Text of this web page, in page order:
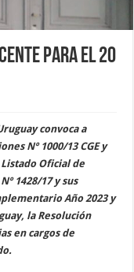
para el 20
convoca a
Nº 1000/13 CGE y
Oficial de
1428/17 y sus
Año 2023 y
la Resolución
en cargos de